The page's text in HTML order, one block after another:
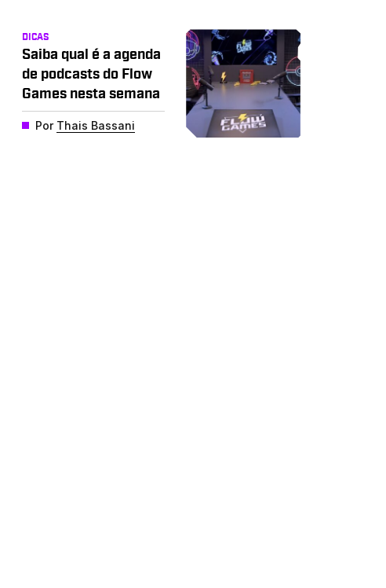
DICAS
Saiba qual é a agenda
de podcasts do Flow
Games nesta semana
Por Thais Bassani